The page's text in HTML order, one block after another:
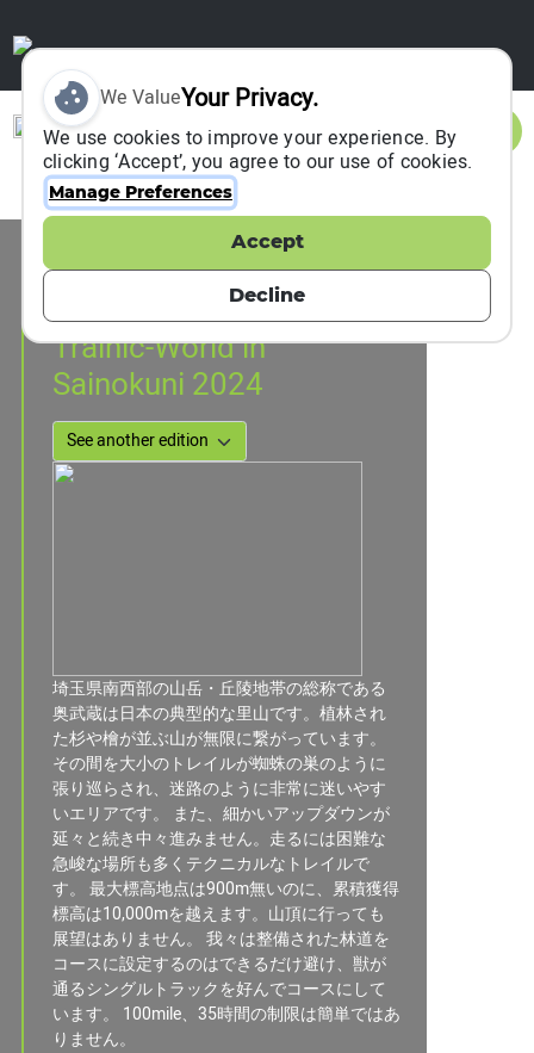
Sign In
Event Information
18 May 2024to19 May 2024
Trainic-World in
Sainokuni 2024
埼玉県南西部の山岳・丘陵地帯の総称である
奥武蔵は日本の典型的な里山です。植林され
た杉や檜が並ぶ山が無限に繋がっています。
その間を大小のトレイルが蜘蛛の巣のように
張り巡らされ、迷路のように非常に迷いやす
いエリアです。 また、細かいアップダウンが
延々と続き中々進みません。走るには困難な
急峻な場所も多くテクニカルなトレイルで
す。 最大標高地点は900m無いのに、累積獲得
標高は10,000mを越えます。山頂に行っても
展望はありません。 我々は整備された林道を
コースに設定するのはできるだけ避け、獣が
通るシングルトラックを好んでコースにして
います。 100mile、35時間の制限は簡単ではあ
りません。
We ValueYour Privacy.
We use cookies to improve your experience. By
clicking ‘Accept’, you agree to our use of cookies.
Manage Preferences
Accept
Decline